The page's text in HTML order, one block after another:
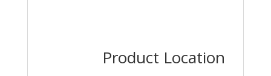
Product Location